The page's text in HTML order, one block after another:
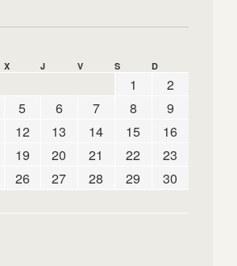
X J V S D
1
2
5 6 7 8
9
12 13 14 15
16
19 20 21 22
23
26 27 28 29
30